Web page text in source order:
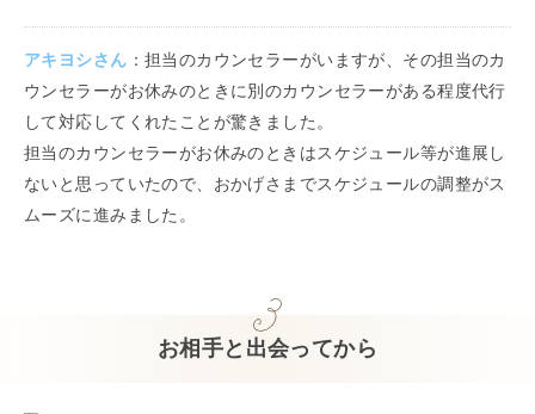
アキヨシ さん ： 担当のカウンセラーがいますが、その担当のカ
ウンセラーがお休みのときに別のカウンセラーがある程度代行
して対応してくれたことが驚きました。
担当のカウンセラーがお休みのときはスケジュール等が進展し
ないと思っていたので、おかげさまでスケジュールの調整がス
ムーズに進みました。
お相手と出会ってから